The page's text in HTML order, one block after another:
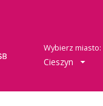
Wybierz miasto:
Cieszyn